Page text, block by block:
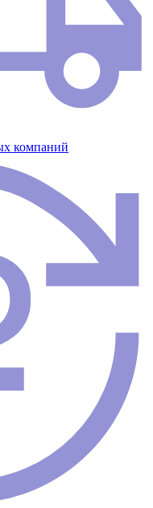
компаний